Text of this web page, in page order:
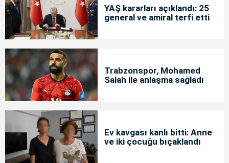
YAŞ kararları açıklandı: 25
general ve amiral terfi etti
Trabzonspor, Mohamed
Salah ile anlaşma sağladı
Ev kavgası kanlı bitti: Anne
ve iki çocuğu bıçaklandı